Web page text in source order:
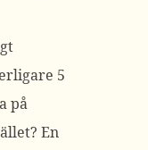
5
på
En